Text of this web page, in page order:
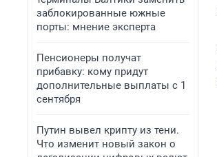
заблокированные южные
порты: мнение эксперта
Пенсионеры получат
прибавку: кому придут
дополнительные выплаты с 1
сентября
Путин вывел крипту из тени.
Что изменит новый закон о